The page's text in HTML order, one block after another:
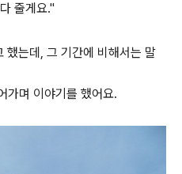
줄게요."
했는데, 그 기간에 비해서는 말
가며 이야기를 했어요.